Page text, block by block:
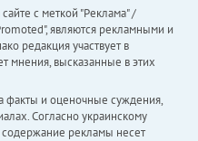
с меткой "Реклама" /
являются рекламными и
редакция участвует в
мнения, высказанные в этих
факты и оценочные суждения,
Согласно украинскому
содержание рекламы несет